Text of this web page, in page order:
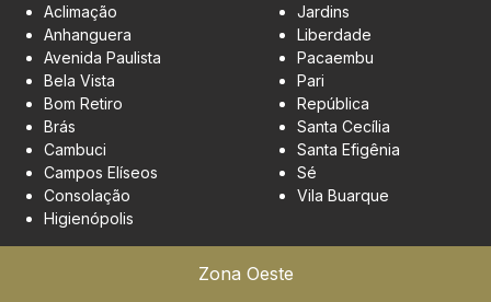
Zona Oeste
Aclimação
Anhanguera
Avenida Paulista
Bela Vista
Bom Retiro
Brás
Cambuci
Campos Elíseos
Consolação
Higienópolis
Jardins
Liberdade
Pacaembu
Pari
República
Santa Cecília
Santa Efigênia
Sé
Vila Buarque